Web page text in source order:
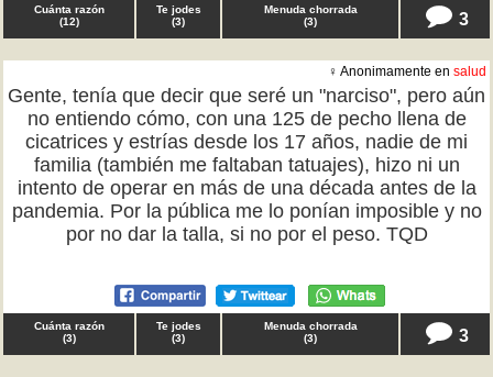
Cuánta razón
(12)
Te jodes
(3)
Menuda chorrada
(3) 3
♀ Anonimamente en salud
Gente, tenía que decir que seré un "narciso", pero aún
no entiendo cómo, con una 125 de pecho llena de
cicatrices y estrías desde los 17 años, nadie de mi
familia (también me faltaban tatuajes), hizo ni un
intento de operar en más de una década antes de la
pandemia. Por la pública me lo ponían imposible y no
por no dar la talla, si no por el peso. TQD
Cuánta razón
(3)
Te jodes
(3)
Menuda chorrada
(3) 3